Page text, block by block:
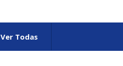
Ver Todas